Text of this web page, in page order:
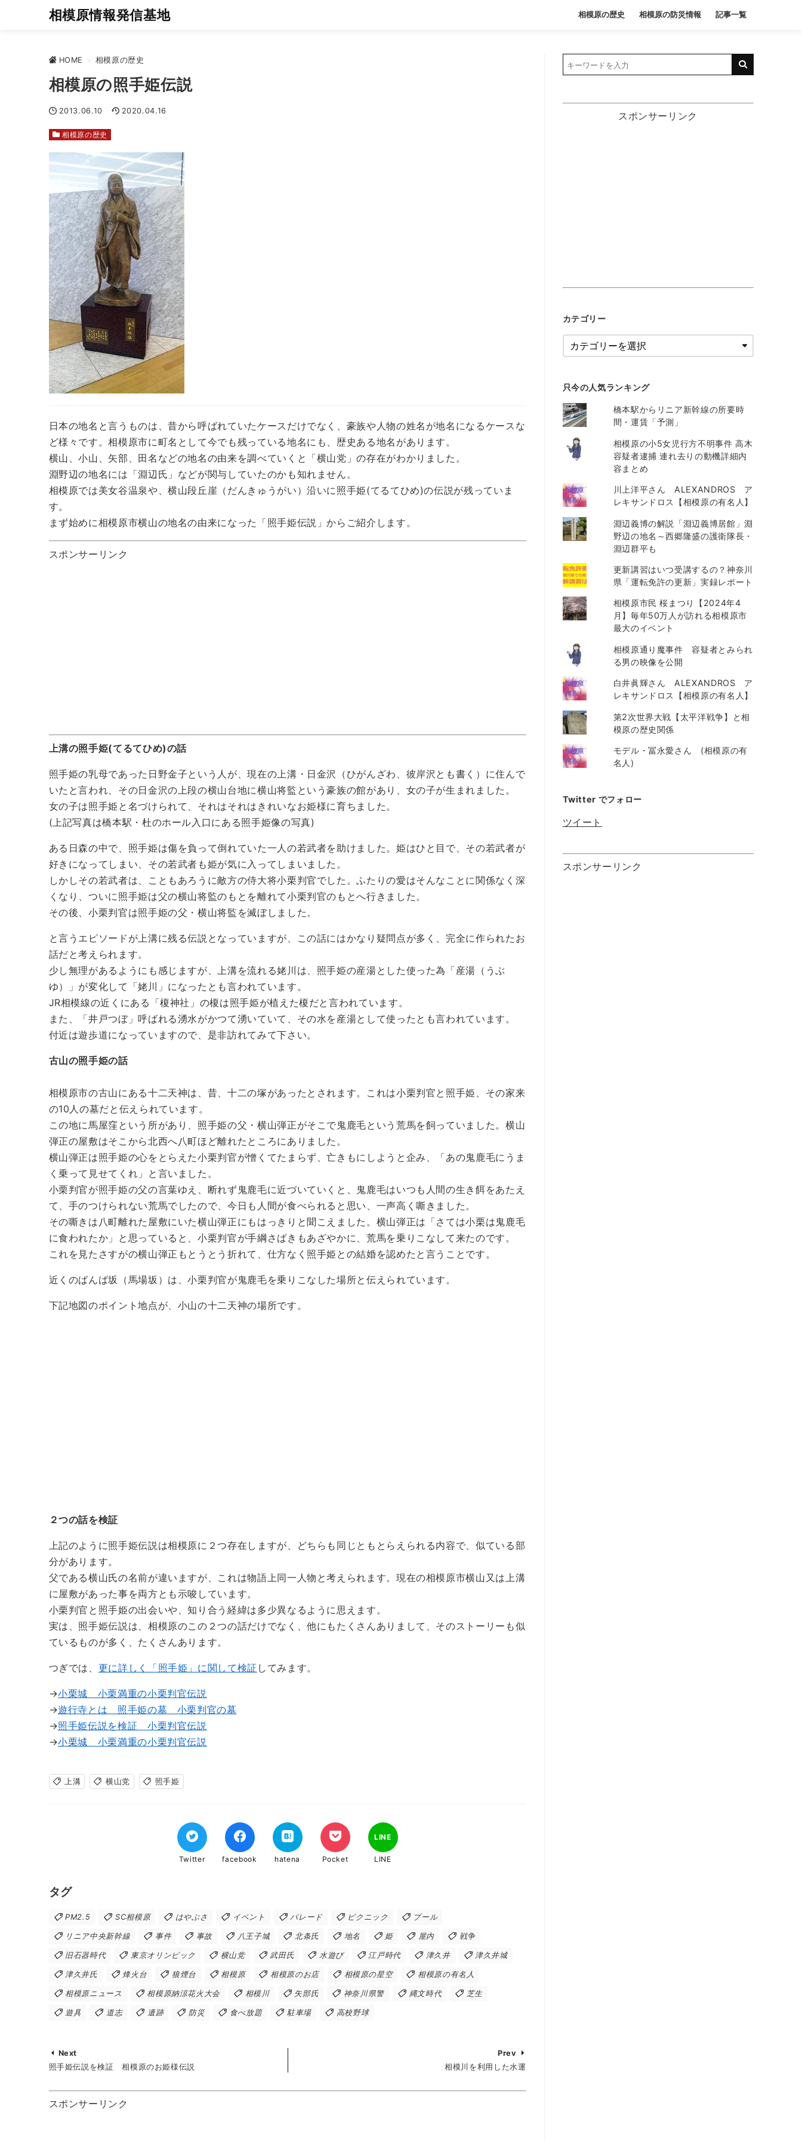
相模原情報発信基地 相模原の歴史 相模原の防災情報 記事一覧
HOME > 相模原の歴史
相模原の照手姫伝説
2013.06.10 2020.04.16
相模原の歴史
日本の地名と言うものは、昔から呼ばれていたケースだけでなく、豪族や人物の姓名が地名になるケースな
ど様々です。相模原市に町名として今でも残っている地名にも、歴史ある地名があります。
横山、小山、矢部、田名などの地名の由来を調べていくと「横山党」の存在がわかりました。
淵野辺の地名には「淵辺氏」などが関与していたのかも知れません。
相模原では美女谷温泉や、横山段丘崖（だんきゅうがい）沿いに照手姫(てるてひめ)の伝説が残っていま
す。
まず始めに相模原市横山の地名の由来になった「照手姫伝説」からご紹介します。
スポンサーリンク
上溝の照手姫(てるてひめ)の話
照手姫の乳母であった日野金子という人が、現在の上溝・日金沢（ひがんざわ、彼岸沢とも書く）に住んで
いたと言われ、その日金沢の上段の横山台地に横山将監という豪族の館があり、女の子が生まれました。
女の子は照手姫と名づけられて、それはそれはきれいなお姫様に育ちました。
(上記写真は橋本駅・杜のホール入口にある照手姫像の写真)
ある日森の中で、照手姫は傷を負って倒れていた一人の若武者を助けました。姫はひと目で、その若武者が
好きになってしまい、その若武者も姫が気に入ってしまいました。
しかしその若武者は、こともあろうに敵方の侍大将小栗判官でした。ふたりの愛はそんなことに関係なく深
くなり、ついに照手姫は父の横山将監のもとを離れて小栗判官のもとへ行きました。
その後、小栗判官は照手姫の父・横山将監を滅ぼしました。
と言うエピソードが上溝に残る伝説となっていますが、この話にはかなり疑問点が多く、完全に作られたお
話だと考えられます。
少し無理があるようにも感じますが、上溝を流れる姥川は、照手姫の産湯とした使った為「産湯（うぶ
ゆ）」が変化して「姥川」になったとも言われています。
JR相模線の近くにある「榎神社」の榎は照手姫が植えた榎だと言われています。
また、「井戸つぼ」呼ばれる湧水がかつて湧いていて、その水を産湯として使ったとも言われています。
付近は遊歩道になっていますので、是非訪れてみて下さい。
古山の照手姫の話
相模原市の古山にある十二天神は、昔、十二の塚があったとされます。これは小栗判官と照手姫、その家来
の10人の墓だと伝えられています。
この地に馬屋窪という所があり、照手姫の父・横山弾正がそこで鬼鹿毛という荒馬を飼っていました。横山
弾正の屋敷はそこから北西へ八町ほど離れたところにありました。
横山弾正は照手姫の心をとらえた小栗判官が憎くてたまらず、亡きもにしようと企み、「あの鬼鹿毛にうま
く乗って見せてくれ」と言いました。
小栗判官が照手姫の父の言葉ゆえ、断れず鬼鹿毛に近づいていくと、鬼鹿毛はいつも人間の生き餌をあたえ
て、手のつけられない荒馬でしたので、今日も人間が食べられると思い、一声高く嘶きました。
その嘶きは八町離れた屋敷にいた横山弾正にもはっきりと聞こえました。横山弾正は「さては小栗は鬼鹿毛
に食われたか」と思っていると、小栗判官が手綱さばきもあざやかに、荒馬を乗りこなして来たのです。
これを見たさすがの横山弾正もとうとう折れて、仕方なく照手姫との結婚を認めたと言うことです。
近くのばんば坂（馬場坂）は、小栗判官が鬼鹿毛を乗りこなした場所と伝えられています。
下記地図のポイント地点が、小山の十二天神の場所です。
２つの話を検証
上記のように照手姫伝説は相模原に２つ存在しますが、どちらも同じともとらえられる内容で、似ている部
分があります。
父である横山氏の名前が違いますが、これは物語上同一人物と考えられます。現在の相模原市横山又は上溝
に屋敷があった事を両方とも示唆しています。
小栗判官と照手姫の出会いや、知り合う経緯は多少異なるように思えます。
実は、照手姫伝説は、相模原のこの２つの話だけでなく、他にもたくさんありまして、そのストーリーも似
ているものが多く、たくさんあります。
つぎでは、 更に詳しく「照手姫」に関して検証 してみます。
→小栗城 小栗満重の小栗判官伝説
→遊行寺とは 照手姫の墓 小栗判官の墓
→照手姫伝説を検証 小栗判官伝説
→小栗城 小栗満重の小栗判官伝説
上溝 横山党 照手姫
Twitter facebook hatena Pocket
LINE
LINE
タグ
PM2.5 SC相模原 はやぶさ イベント パレード ピクニック プール
リニア中央新幹線 事件 事故 八王子城 北条氏 地名 姫 屋内 戦争
旧石器時代 東京オリンピック 横山党 武田氏 水遊び 江戸時代 津久井 津久井城
津久井氏 烽火台 狼煙台 相模原 相模原のお店 相模原の星空 相模原の有名人
相模原ニュース 相模原納涼花火大会 相模川 矢部氏 神奈川県警 縄文時代 芝生
遊具 道志 遺跡 防災 食べ放題 駐車場 高校野球
Next
照手姫伝説を検証 相模原のお姫様伝説
Prev
相模川を利用した水運
スポンサーリンク
スポンサーリンク
カテゴリー
只今の人気ランキング
橋本駅からリニア新幹線の所要時
間・運賃「予測」
相模原の小5女児行方不明事件 高木
容疑者逮捕 連れ去りの動機詳細内
容まとめ
川上洋平さん ALEXANDROS ア
レキサンドロス【相模原の有名人】
淵辺義博の解説「淵辺義博居館」淵
野辺の地名～西郷隆盛の護衛隊長・
淵辺群平も
更新講習はいつ受講するの？神奈川
県「運転免許の更新」実録レポート
相模原市民 桜まつり【2024年4
月】毎年50万人が訪れる相模原市
最大のイベント
相模原通り魔事件 容疑者とみられ
る男の映像を公開
白井眞輝さん ALEXANDROS ア
レキサンドロス【相模原の有名人】
第2次世界大戦【太平洋戦争】と相
模原の歴史関係
モデル・冨永愛さん (相模原の有
名人)
Twitter でフォロー
ツイート
スポンサーリンク